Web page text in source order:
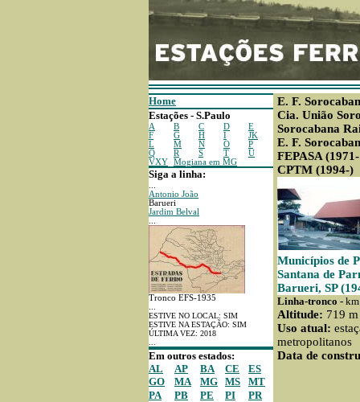
Home
Estações - S.Paulo
A B C D
E
F
G H I
JK
L
M N O
P
Q
R S T
U
VXY
Mogiana em MG
Siga a linha:
Antonio João
Barueri
Jardim Belval
Tronco EFS-1935
ESTIVE NO LOCAL: SIM
ESTIVE NA ESTAÇÃO: SIM
ÚLTIMA VEZ: 2018
Em outros estados:
AL
AP BA CE
ES
GO
MA MG MS
MT
PA
PB PE PI
PR
E. F.
Cia. União
Sorocabana
E. F.
FEPASA
CPTM (1994-)
Municípios de
Santana de
Barueri, SP
Linha-tronco -
Altitude: 719 m
Uso atual:
metropolitanos
Data de